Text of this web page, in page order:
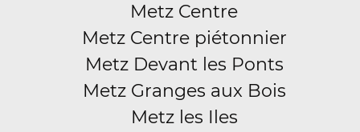
Metz Centre
Metz Centre piétonnier
Metz Devant les Ponts
Metz Granges aux Bois
Metz les Iles